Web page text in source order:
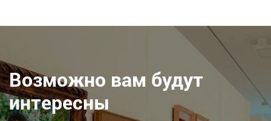
Возможно вам будут
интересны